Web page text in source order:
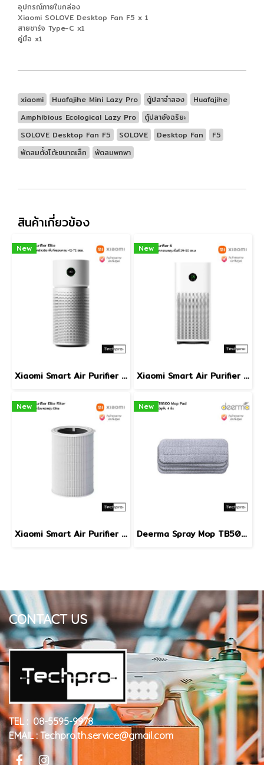
อุปกรณ์ภายในกล่อง
Xiaomi SOLOVE Desktop Fan F5 x 1
สายชาร์จ Type-C x1
คู่มือ x1
xiaomi Huafajihe Mini Lazy Pro ตู้ปลาจำลอง
Huafajihe
Amphibious Ecological Lazy Pro
ตู้ปลาอัจฉริยะ
SOLOVE Desktop Fan F5
SOLOVE Desktop Fan
F5
พัดลมตั้งโต้ะขนาดเล็ก
พัดลมพกพา
สินค้าเกี่ยวข้อง
New
Xiaomi Smart Air Purifier Elite เครื่องฟอกอากาศอัจฉริยะพื้นที่ครอบคลุม 42-72 ตรม. รุ่น Elite
New
Xiaomi Smart Air Purifier 6 เครื่องฟอกอากาศอัจฉริยะครอบคลุมพื้นที่ 29-50 ตรม. รุ่น 6
New
Xiaomi Smart Air Purifier Elite filter ไส้กรองประสิทธิภาพสูงสำหรับเครื่องฟอกอากาศ รุ่น Elite
New
Deerma Spray Mop TB500 Mop Pad ผ้าอะไหล่สำหรับไม้ถูพื้นระบบหัวฉีดน้ำ 4 ชิ้น
CONTACT US
TEL : 08-5595-9978
EMAIL : Techpro.th.service@gmail.com